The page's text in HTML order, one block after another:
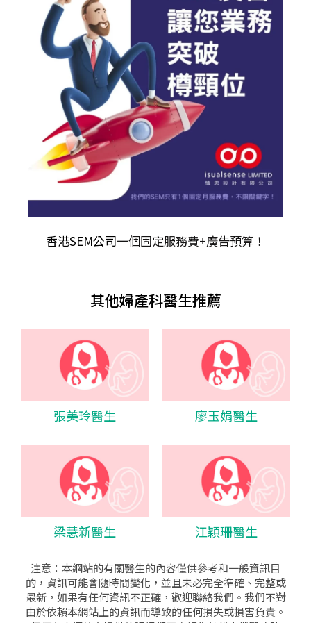
香港SEM公司一個固定服務費+廣告預算！
其他婦產科醫生推薦
張美玲醫生 廖玉娟醫生
梁慧新醫生 江穎珊醫生
注意：本網站的有關醫生的內容僅供參考和一般資訊目
的，資訊可能會隨時間變化，並且未必完全準確、完整或
最新，如果有任何資訊不正確，歡迎聯絡我們。我們不對
由於依賴本網站上的資訊而導致的任何損失或損害負責。